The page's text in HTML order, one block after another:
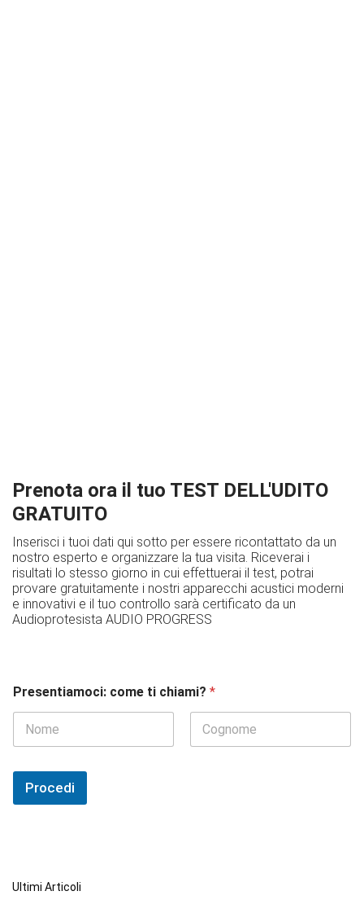
Prenota ora il tuo TEST DELL'UDITO
GRATUITO
Inserisci i tuoi dati qui sotto per essere ricontattato da un
nostro esperto e organizzare la tua visita. Riceverai i
risultati lo stesso giorno in cui effettuerai il test, potrai
provare gratuitamente i nostri apparecchi acustici moderni
e innovativi e il tuo controllo sarà certificato da un
Audioprotesista AUDIO PROGRESS
Presentiamoci: come ti chiami? *
Procedi
Ultimi Articoli